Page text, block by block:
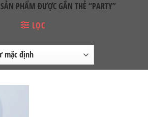
SẢN PHẨM ĐƯỢC GẮN THẺ “PARTY”
LỌC